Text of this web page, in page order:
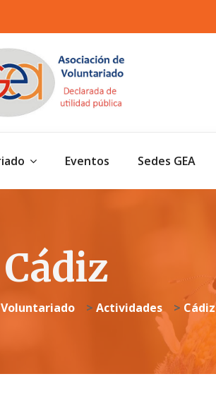
Eventos Sedes GEA
Cádiz
Voluntariado > Actividades > Cádiz